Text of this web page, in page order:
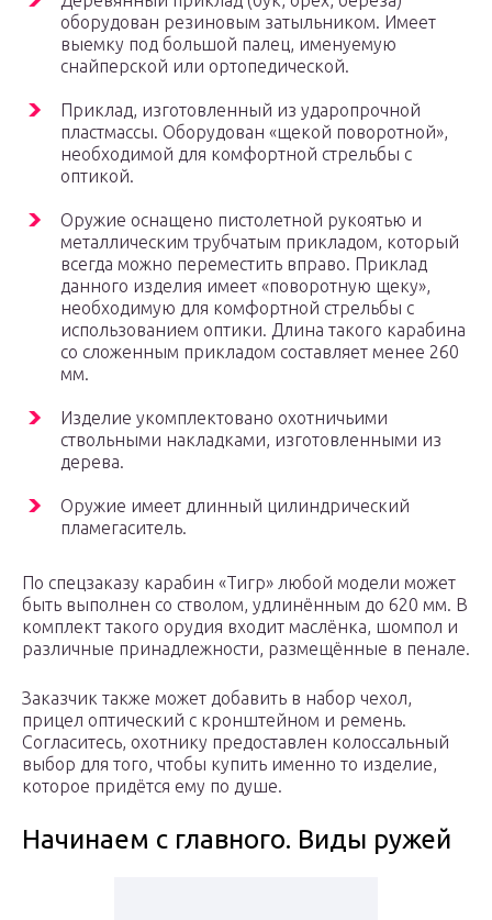
оборудован резиновым затыльником. Имеет
выемку под большой палец, именуемую
снайперской или ортопедической.
Приклад, изготовленный из ударопрочной
пластмассы. Оборудован «щекой поворотной»,
необходимой для комфортной стрельбы с
оптикой.
Оружие оснащено пистолетной рукоятью и
металлическим трубчатым прикладом, который
всегда можно переместить вправо. Приклад
данного изделия имеет «поворотную щеку»,
необходимую для комфортной стрельбы с
использованием оптики. Длина такого карабина
со сложенным прикладом составляет менее 260
мм.
Изделие укомплектовано охотничьими
ствольными накладками, изготовленными из
дерева.
Оружие имеет длинный цилиндрический
пламегаситель.
По спецзаказу карабин «Тигр» любой модели может
быть выполнен со стволом, удлинённым до 620 мм. В
комплект такого орудия входит маслёнка, шомпол и
различные принадлежности, размещённые в пенале.
Заказчик также может добавить в набор чехол,
прицел оптический с кронштейном и ремень.
Согласитесь, охотнику предоставлен колоссальный
выбор для того, чтобы купить именно то изделие,
которое придётся ему по душе.
Начинаем с главного. Виды ружей